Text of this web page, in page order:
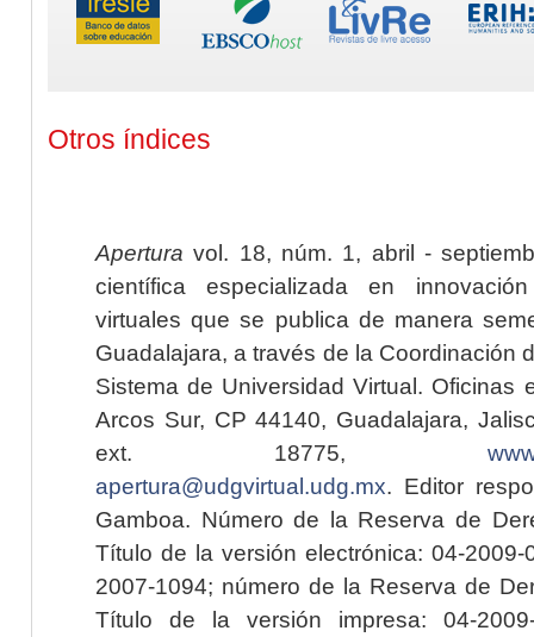
Otros índices
Apertura vol. 18, núm. 1, abril -
científica especializada en
virtuales que se publica de manera
Guadalajara, a través de la Coordinación
Sistema de Universidad Virtual. Oficinas
Arcos Sur, CP 44140, Guadalajara,
ext. 18775,
apertura@udgvirtual.udg.mx. Editor
Gamboa. Número de la Reserva de
Título de la versión electrónica: 04-2009-
2007-1094; número de la Reserva de
Título de la versión impresa: 04-2009-